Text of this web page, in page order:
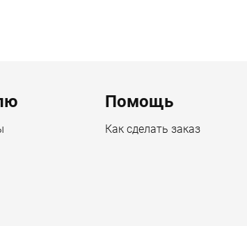
Помощь
Как сделать заказ